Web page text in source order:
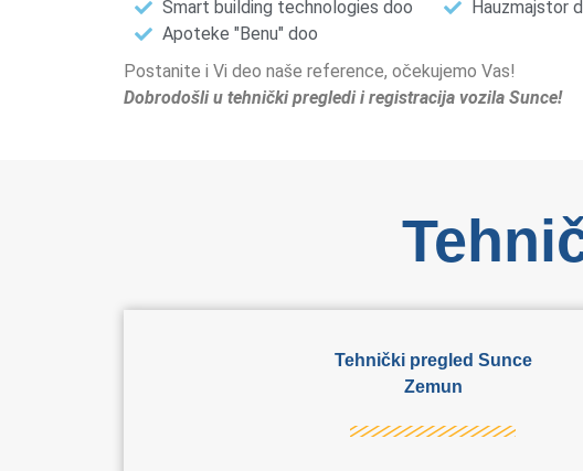
Smart building technologies doo
Apoteke "Benu" doo
Hauzmajstor
Postanite i Vi deo naše reference, očekujemo Vas!
Dobrodošli u tehnički pregledi i registracija vozila Sunce!
Tehnički pregled Sunce
Zemun